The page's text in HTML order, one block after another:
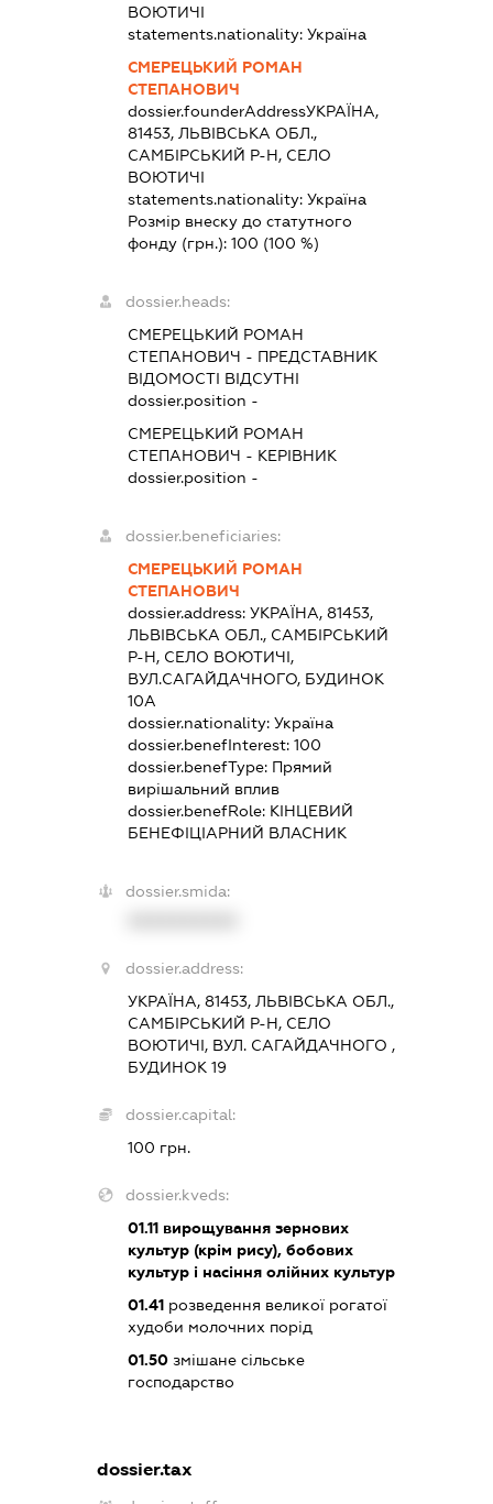
ВОЮТИЧІ
statements.nationality: Україна
СМЕРЕЦЬКИЙ РОМАН
СТЕПАНОВИЧ
dossier.founderAddressУКРАЇНА,
81453, ЛЬВІВСЬКА ОБЛ.,
САМБІРСЬКИЙ Р-Н, СЕЛО
ВОЮТИЧІ
statements.nationality: Україна
Розмір внеску до статутного
фонду (грн.): 100 (100 %)
dossier.heads:
СМЕРЕЦЬКИЙ РОМАН
СТЕПАНОВИЧ - ПРЕДСТАВНИК
ВІДОМОСТІ ВІДСУТНІ
dossier.position -
СМЕРЕЦЬКИЙ РОМАН
СТЕПАНОВИЧ - КЕРІВНИК
dossier.position -
dossier.beneficiaries:
СМЕРЕЦЬКИЙ РОМАН
СТЕПАНОВИЧ
dossier.address: УКРАЇНА, 81453,
ЛЬВІВСЬКА ОБЛ., САМБІРСЬКИЙ
Р-Н, СЕЛО ВОЮТИЧІ,
ВУЛ.САГАЙДАЧНОГО, БУДИНОК
10А
dossier.nationality: Україна
dossier.benefInterest: 100
dossier.benefType: Прямий
вирішальний вплив
dossier.benefRole: КІНЦЕВИЙ
БЕНЕФІЦІАРНИЙ ВЛАСНИК
dossier.smida:
dossier.address:
УКРАЇНА, 81453, ЛЬВІВСЬКА ОБЛ.,
САМБІРСЬКИЙ Р-Н, СЕЛО
ВОЮТИЧІ, ВУЛ. САГАЙДАЧНОГО ,
БУДИНОК 19
dossier.capital:
100 грн.
dossier.kveds:
01.11вирощування зернових
культур (крім рису), бобових
культур і насіння олійних культур
01.41розведення великої рогатої
худоби молочних порід
01.50змішане сільське
господарство
dossier.tax